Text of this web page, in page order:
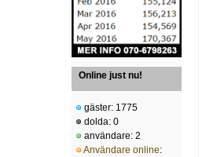
Online just nu!
gäster: 1775
dolda: 0
användare: 2
Användare online: